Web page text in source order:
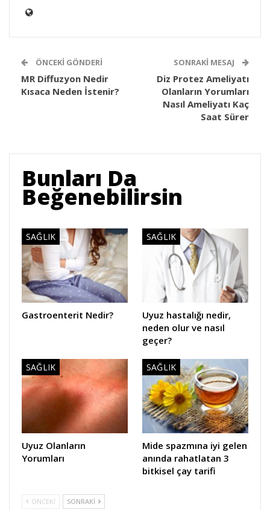
ÖNCEKI GÖNDERI
MR Diffuzyon Nedir
Kısaca Neden İstenir?
SONRAKI MESAJ
Diz Protez Ameliyatı
Olanların Yorumları
Nasıl Ameliyatı Kaç
Saat Sürer
Bunları Da
Beğenebilirsin
SAĞLIK
Gastroenterit Nedir?
SAĞLIK
Uyuz hastalığı nedir,
neden olur ve nasıl
geçer?
SAĞLIK
Uyuz Olanların
Yorumları
SAĞLIK
Mide spazmına iyi gelen
anında rahatlatan 3
bitkisel çay tarifi
ÖNCEKI SONRAKI